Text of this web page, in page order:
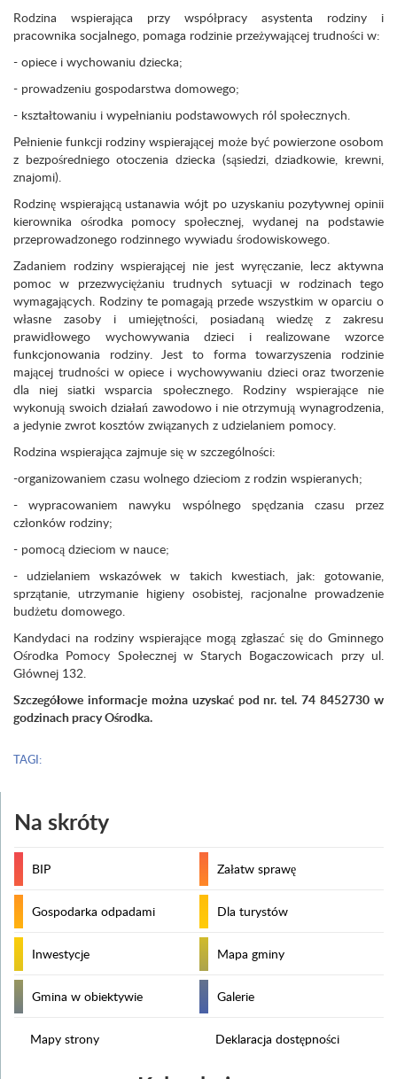
Rodzina wspierająca przy współpracy asystenta rodziny i
pracownika socjalnego, pomaga rodzinie przeżywającej trudności w:
- opiece i wychowaniu dziecka;
- prowadzeniu gospodarstwa domowego;
- kształtowaniu i wypełnianiu podstawowych ról społecznych.
Pełnienie funkcji rodziny wspierającej może być powierzone osobom
z bezpośredniego otoczenia dziecka (sąsiedzi, dziadkowie, krewni,
znajomi).
Rodzinę wspierającą ustanawia wójt po uzyskaniu pozytywnej opinii
kierownika ośrodka pomocy społecznej, wydanej na podstawie
przeprowadzonego rodzinnego wywiadu środowiskowego.
Zadaniem rodziny wspierającej nie jest wyręczanie, lecz aktywna
pomoc w przezwyciężaniu trudnych sytuacji w rodzinach tego
wymagających. Rodziny te pomagają przede wszystkim w oparciu o
własne zasoby i umiejętności, posiadaną wiedzę z zakresu
prawidłowego wychowywania dzieci i realizowane wzorce
funkcjonowania rodziny. Jest to forma towarzyszenia rodzinie
mającej trudności w opiece i wychowywaniu dzieci oraz tworzenie
dla niej siatki wsparcia społecznego. Rodziny wspierające nie
wykonują swoich działań zawodowo i nie otrzymują wynagrodzenia,
a jedynie zwrot kosztów związanych z udzielaniem pomocy.
Rodzina wspierająca zajmuje się w szczególności:
-organizowaniem czasu wolnego dzieciom z rodzin wspieranych;
- wypracowaniem nawyku wspólnego spędzania czasu przez
członków rodziny;
- pomocą dzieciom w nauce;
- udzielaniem wskazówek w takich kwestiach, jak: gotowanie,
sprzątanie, utrzymanie higieny osobistej, racjonalne prowadzenie
budżetu domowego.
Kandydaci na rodziny wspierające mogą zgłaszać się do Gminnego
Ośrodka Pomocy Społecznej w Starych Bogaczowicach przy ul.
Głównej 132.
Szczegółowe informacje można uzyskać pod nr. tel. 74 8452730 w
godzinach pracy Ośrodka.
TAGI:
Na skróty
BIP Załatw sprawę
Gospodarka odpadami Dla turystów
Inwestycje Mapa gminy
Gmina w obiektywie Galerie
Mapy strony Deklaracja dostępności